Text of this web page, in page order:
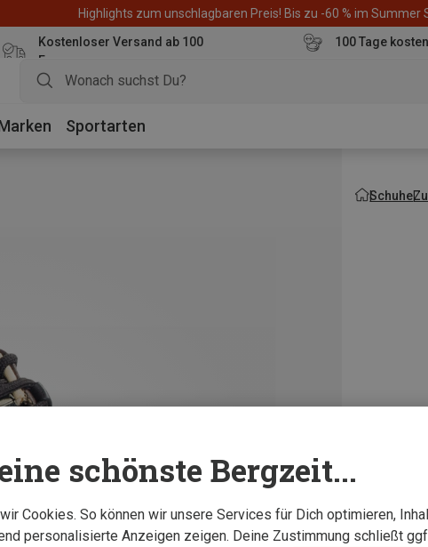
Highlights zum unschlagbaren Preis! Bis zu -60 % im Summer
Kostenloser Versand ab 100
Euro
100 Tage
Sportarten
Schuhe
schönste Bergzeit...
Cookies. So können wir unsere Services für Dich optimieren,
personalisierte Anzeigen zeigen. Deine Zustimmung schließt